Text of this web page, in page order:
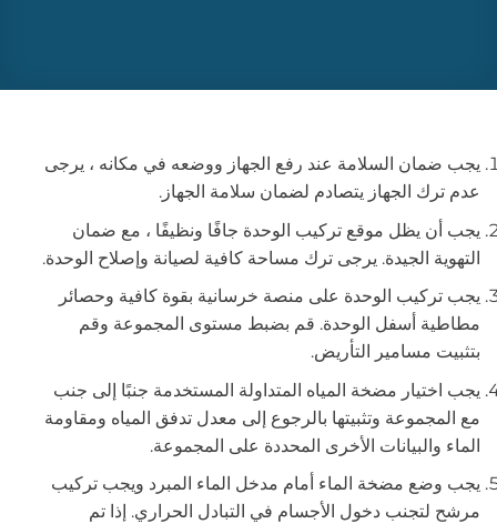
يجب ضمان السلامة عند رفع الجهاز ووضعه في مكانه ، يرجى
عدم ترك الجهاز يتصادم لضمان سلامة الجهاز.
يجب أن يظل موقع تركيب الوحدة جافًا ونظيفًا ، مع ضمان
التهوية الجيدة. يرجى ترك مساحة كافية لصيانة وإصلاح الوحدة.
يجب تركيب الوحدة على منصة خرسانية بقوة كافية وحصائر
مطاطية أسفل الوحدة. قم بضبط مستوى المجموعة وقم
بتثبيت مسامير التأريض.
يجب اختيار مضخة المياه المتداولة المستخدمة جنبًا إلى جنب
مع المجموعة وتثبيتها بالرجوع إلى معدل تدفق المياه ومقاومة
الماء والبيانات الأخرى المحددة على المجموعة.
يجب وضع مضخة الماء أمام مدخل الماء المبرد ويجب تركيب
مرشح لتجنب دخول الأجسام في التبادل الحراري. إذا تم